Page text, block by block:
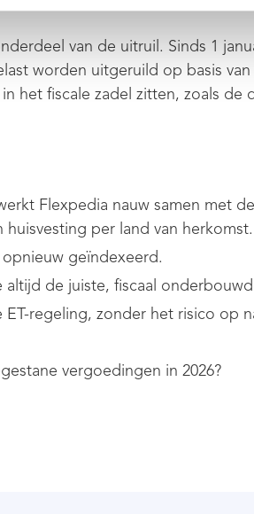
van de uitruil. Sinds 1
worden uitgeruild op basis
het fiscale zadel zitten, zoals de
Flexpedia nauw samen met
per land van herkomst.
geïndexeerd.
de juiste, fiscaal
regeling, zonder het risico op
vergoedingen in 2026?